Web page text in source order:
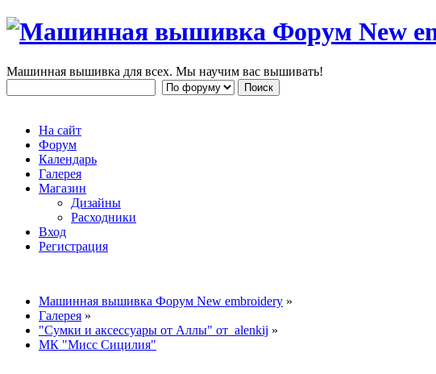
Машинная вышивка для всех. Мы научим вас вышивать!
На сайт
Форум
Календарь
Галерея
Магазин
Дизайны
Расходники
Вход
Регистрация
Машинная вышивка Форум New embroidery »
Галерея »
"Сумки и аксессуары от Аллы" от alenkij »
МК "Мисс Сицилия"